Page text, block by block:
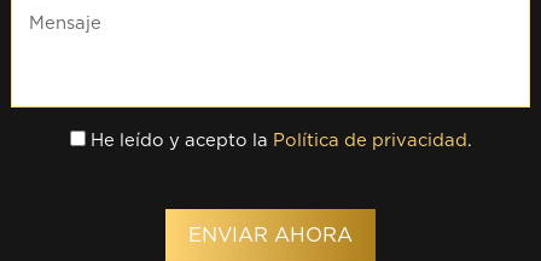
He leído y acepto la Política de privacidad .
ENVIAR AHORA